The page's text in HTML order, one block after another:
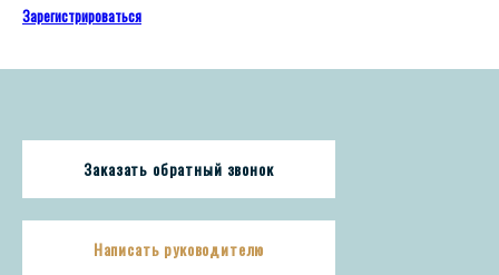
Зарегистрироваться
Заказать обратный звонок
Написать руководителю